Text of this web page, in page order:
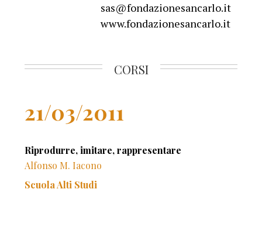
sas@fondazionesancarlo.it
www.fondazionesancarlo.it
CORSI
21/03/2011
Riprodurre, imitare, rappresentare
Alfonso M. Iacono
Scuola Alti Studi